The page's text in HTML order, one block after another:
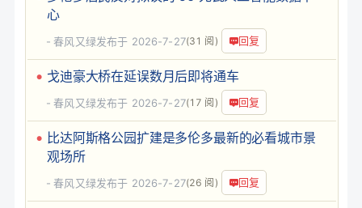
心
春风又绿 (31 阅) 回复
发布于 2026-7-27
戈迪豪大桥在延误数月后即将通车
春风又绿 (17 阅) 回复
发布于 2026-7-27
比达阿斯格公园扩建是多伦多最新的必看城市景
观场所
春风又绿 (26 阅) 回复
发布于 2026-7-27